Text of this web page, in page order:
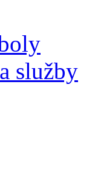
služby